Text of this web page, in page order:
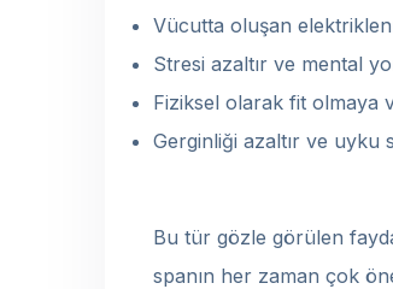
Vücutta oluşan
Stresi azaltır ve mental
Fiziksel olarak fit olmaya
Gerginliği azaltır ve uyku
Bu tür gözle görülen
spanın her zaman çok